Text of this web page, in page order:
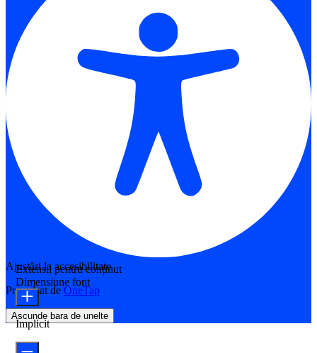
Ajustări la accesibilitate
Propulsat de OneTap
Ascunde bara de unelte
Extensii pentru conținut
Dimensiune font
Implicit